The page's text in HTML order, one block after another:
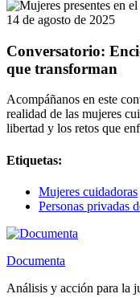
14 de agosto de 2025
Conversatorio:
que transforman
Acompáñanos en este
realidad de las mujeres
libertad y los retos que
Etiquetas:
Mujeres cuidadoras
Personas privadas
Documenta
Análisis y acción para la